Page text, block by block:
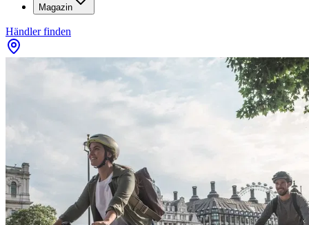
Magazin
Händler finden